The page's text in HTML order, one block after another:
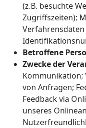
(z.B. besuchte
Zugriffszeiten);
Verfahrensdaten
Betroffene
Zwecke der
von Anfragen;
Feedback via
unseres